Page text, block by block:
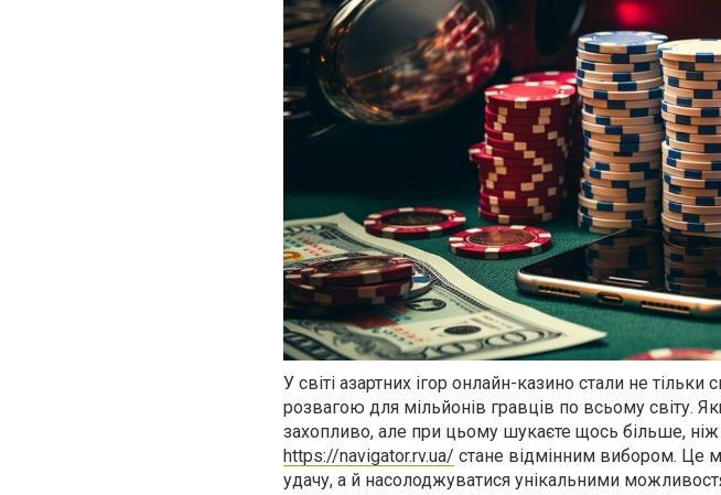
У світі азартних ігор онлайн-казино стали не
розвагою для мільйонів гравців по всьому світу.
захопливо, але при цьому шукаєте щось більше,
https://navigator.rv.ua/ стане відмінним вибором. Це
удачу, а й насолоджуватися унікальними